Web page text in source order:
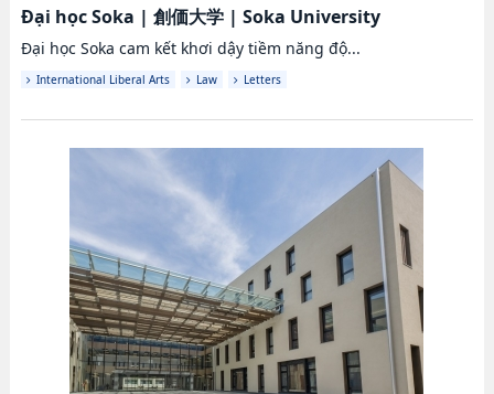
Đại học Soka | 創価大学| Soka University
Đại học Soka cam kết khơi dậy tiềm năng độ...
International Liberal Arts Law Letters